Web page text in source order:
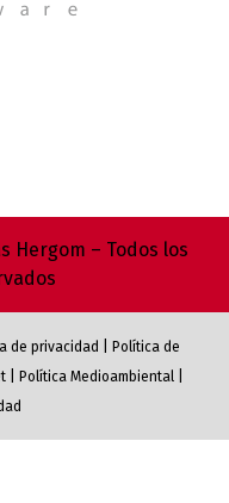
Hergom – Todos los
de privacidad
Política de
| Política Medioambiental|